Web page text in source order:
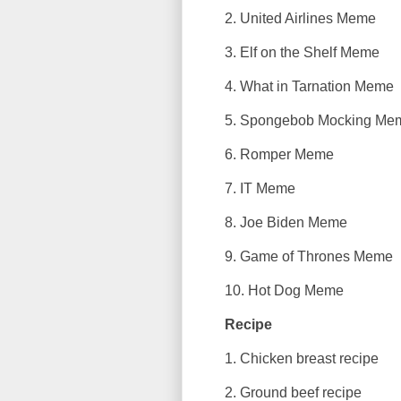
2. United Airlines Meme
3. Elf on the Shelf Meme
4. What in Tarnation Meme
5. Spongebob Mocking
6. Romper Meme
7. IT Meme
8. Joe Biden Meme
9. Game of Thrones Meme
10. Hot Dog Meme
Recipe
1. Chicken breast recipe
2. Ground beef recipe